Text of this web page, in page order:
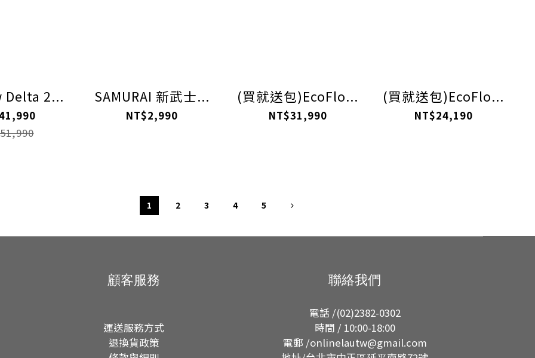
Delta 2... SAMURAI 新武士...
NT$2,990
(買就送包)EcoFlo...
NT$31,990
(買就送包)EcoFlo...
NT$24,190
1 2 3 4 5
顧客服務
運送服務方式
退換貨政策
聯絡我們
電話 /(02)2382-0302
時間 / 10:00-18:00
電郵 /onlinelautw@gmail.com